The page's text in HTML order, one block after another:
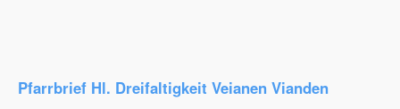
Pfarrbrief Hl. Dreifaltigkeit Veianen Vianden